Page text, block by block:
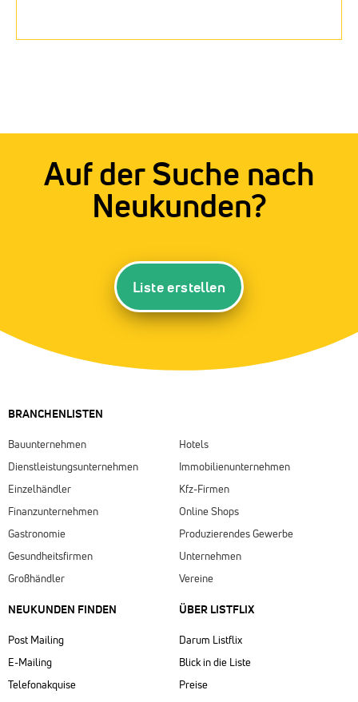
Auf der Suche nach
Neukunden?
Liste erstellen
BRANCHENLISTEN
Bauunternehmen
Dienstleistungsunternehmen
Einzelhändler
Finanzunternehmen
Gastronomie
Gesundheitsfirmen
Großhändler
Hotels
Immobilienunternehmen
Kfz-Firmen
Online Shops
Produzierendes Gewerbe
Unternehmen
Vereine
NEUKUNDEN FINDEN
Post Mailing
E-Mailing
Telefonakquise
ÜBER LISTFLIX​
Darum Listflix
Blick in die Liste
Preise